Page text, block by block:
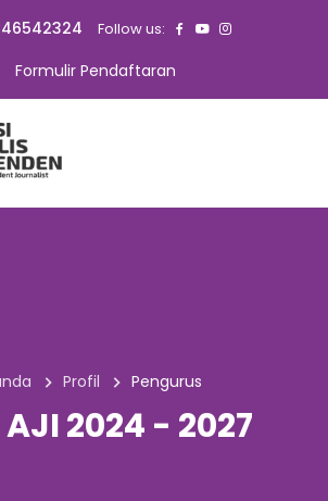
Follow us:
Formulir Pendaftaran
Profil Pengurus
2024 - 2027